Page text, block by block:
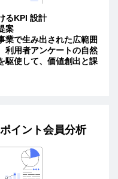
るKPI 設計
案
業で生み出された広範囲
利用者アンケートの自然
駆使して、価値創出と課
イント会員分析